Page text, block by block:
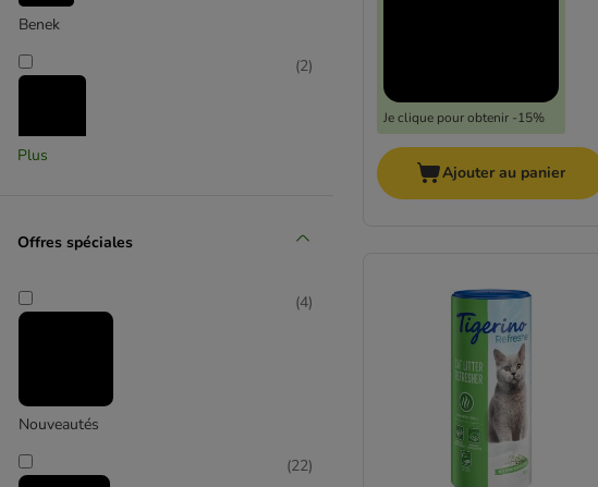
Benek
Biokat's
(2)
ferplast
( )
Plus
Offres spéciales
Nouveautés
(4)
(22)
Je clique pour obtenir -15%
Ajouter au panier